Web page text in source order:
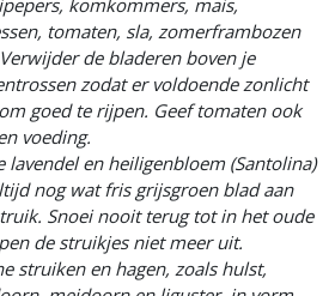
komkommers, mais,
tomaten, sla, zomerframbozen
de bladeren boven je
zodat er voldoende zonlicht
goed te rijpen. Geef tomaten ook
voeding.
lavendel en heiligenbloem (Santolina)
nog wat fris grijsgroen blad aan
Snoei nooit terug tot in het oude
de struikjes niet meer uit.
struiken en hagen, zoals hulst,